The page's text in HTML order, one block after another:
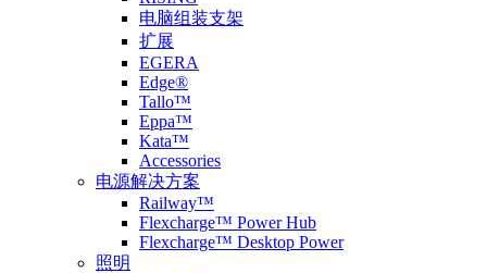
电脑组装支架
扩展
EGERA
Edge®
Tallo™
Eppa™
Kata™
Accessories
电源解决方案
Railway™
Flexcharge™ Power Hub
Flexcharge™ Desktop Power
照明